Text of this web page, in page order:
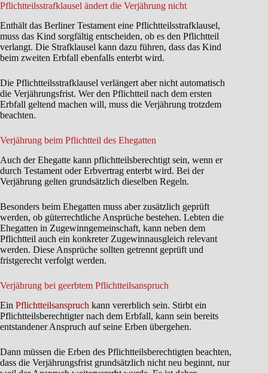
Pflichtteilsstrafklausel ändert die Verjährung nicht
Enthält das Berliner Testament eine Pflichtteilsstrafklausel,
muss das Kind sorgfältig entscheiden, ob es den Pflichtteil
verlangt. Die Strafklausel kann dazu führen, dass das Kind
beim zweiten Erbfall ebenfalls enterbt wird.
Die Pflichtteilsstrafklausel verlängert aber nicht automatisch
die Verjährungsfrist. Wer den Pflichtteil nach dem ersten
Erbfall geltend machen will, muss die Verjährung trotzdem
beachten.
Verjährung beim Pflichtteil des Ehegatten
Auch der Ehegatte kann pflichtteilsberechtigt sein, wenn er
durch Testament oder Erbvertrag enterbt wird. Bei der
Verjährung gelten grundsätzlich dieselben Regeln.
Besonders beim Ehegatten muss aber zusätzlich geprüft
werden, ob güterrechtliche Ansprüche bestehen. Lebten die
Ehegatten in Zugewinngemeinschaft, kann neben dem
Pflichtteil auch ein konkreter Zugewinnausgleich relevant
werden. Diese Ansprüche sollten getrennt geprüft und
fristgerecht verfolgt werden.
Verjährung bei geerbtem Pflichtteilsanspruch
Ein Pflichtteilsanspruch kann vererblich sein. Stirbt ein
Pflichtteilsberechtigter nach dem Erbfall, kann sein bereits
entstandener Anspruch auf seine Erben übergehen.
Dann müssen die Erben des Pflichtteilsberechtigten beachten,
dass die Verjährungsfrist grundsätzlich nicht neu beginnt, nur